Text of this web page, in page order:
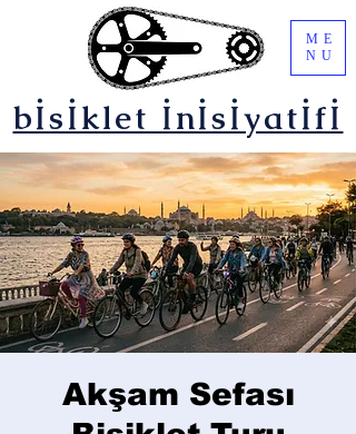
bİsİklet İnİsİyatİfİ
ME
NU
Akşam Sefası